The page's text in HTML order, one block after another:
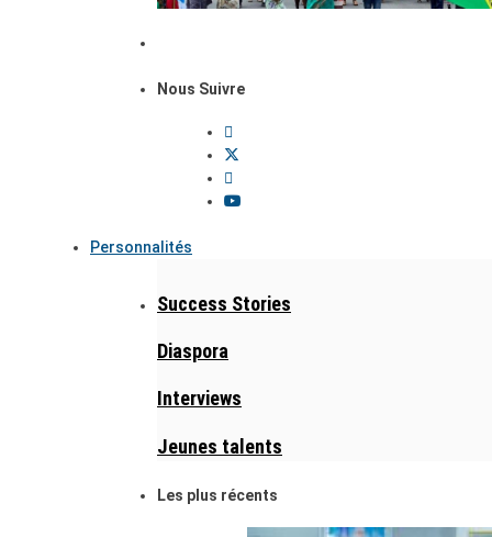
Nous Suivre
Personnalités
Success Stories
Diaspora
Interviews
Jeunes talents
Les plus récents